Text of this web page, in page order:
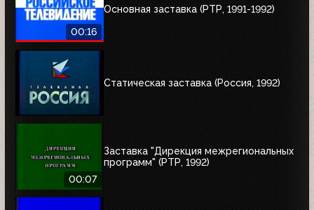
00:16
Основная заставка (РТР, 1991-1992)
Статическая заставка (Россия, 1992)
00:07
Заставка "Дирекция межрегиональных
программ" (РТР, 1992)